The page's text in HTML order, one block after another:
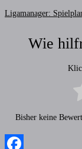
Ligamanager:
Wie
Bisher keine